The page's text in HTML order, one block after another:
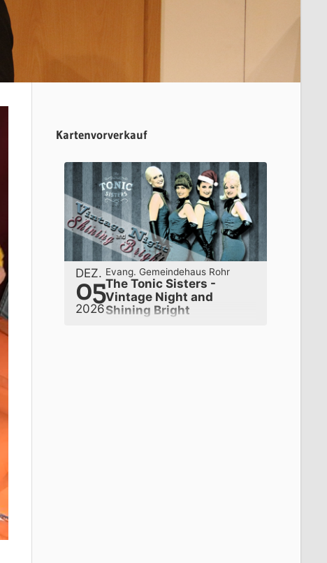
Kartenvorverkauf
DEZ.
05
2026
Evang. Gemeindehaus Rohr
The Tonic Sisters -
Vintage Night and
Shining Bright